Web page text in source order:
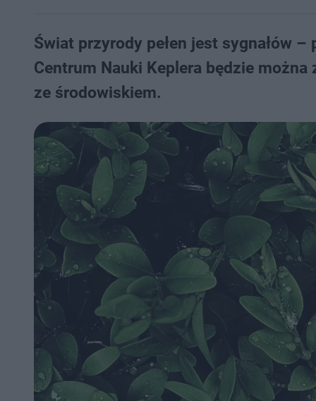
Świat przyrody pełen jest sygnałów
Centrum Nauki Keplera będzie
ze środowiskiem.